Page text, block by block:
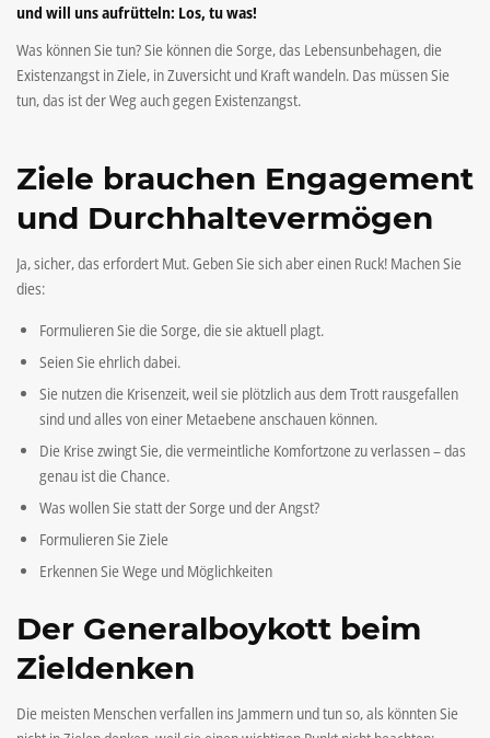
und will uns aufrütteln: Los, tu was!
Was können Sie tun? Sie können die Sorge, das Lebensunbehagen, die
Existenzangst in Ziele, in Zuversicht und Kraft wandeln. Das müssen Sie
tun, das ist der Weg auch gegen Existenzangst.
Ziele brauchen Engagement
und Durchhaltevermögen
Ja, sicher, das erfordert Mut. Geben Sie sich aber einen Ruck! Machen Sie
dies:
Formulieren Sie die Sorge, die sie aktuell plagt.
Seien Sie ehrlich dabei.
Sie nutzen die Krisenzeit, weil sie plötzlich aus dem Trott rausgefallen
sind und alles von einer Metaebene anschauen können.
Die Krise zwingt Sie, die vermeintliche Komfortzone zu verlassen – das
genau ist die Chance.
Was wollen Sie statt der Sorge und der Angst?
Formulieren Sie Ziele
Erkennen Sie Wege und Möglichkeiten
Der Generalboykott beim
Zieldenken
Die meisten Menschen verfallen ins Jammern und tun so, als könnten Sie